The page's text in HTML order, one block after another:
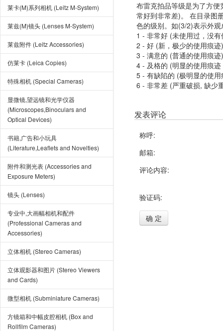
莱卡(M)系列相机 (Leitz M-System)
莱兹(M)镜头 (Lenses M-System)
莱兹附件 (Leitz Accessories)
仿莱卡 (Leica Copies)
特殊相机 (Special Cameras)
显微镜,望远镜和光学仪器
(Microscopes,Binoculars and
Optical Devices)
书籍,广告和小玩具
(Literature,Leaflets and Novelties)
附件和测光表 (Accessories and
Exposure Meters)
镜头 (Lenses)
专业中,大画幅相机和配件
(Professional Cameras and
Accessories)
立体相机 (Stereo Cameras)
立体观影器和图片 (Stereo Viewers
and Cards)
微型相机 (Subminiature Cameras)
方镜箱和中幅皮腔相机 (Box and
Rollfilm Cameras)
布雷克拍品等级是为了方
常好到非常差)。 在目录图
色的级别。如(3/2)表示外
1 - 非常好 (未使用过，没
2 - 好 (新，极少的使用痕迹)
3 - 满意的 (普通的使用痕迹)
4 - 及格的 (明显的使用痕
5 - 有缺陷的 (极明显的使
6 - 非常差 (严重破损, 缺少
发表评论
称呼:
邮箱:
评论内容:
验证码:
确 定